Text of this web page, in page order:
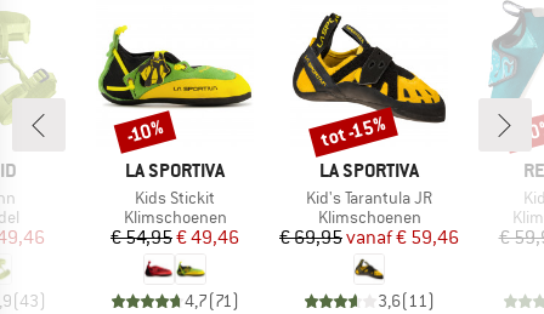
prijs
(43)
MERK
LA SPORTIVA
Artikel
Kids Stickit
Productgroep
Klimschoenen
Prijs
€ 54,95Verlaagde prijs
€ 49,46
4,7(71)
Korting
-10%
MERK
LA SPORTIVA
Artikel
Kid's Tarantula JR
Productgroep
Klimschoenen
Prijs
€ 69,95 Verlaagde prijs
vanaf€ 59,46
3,6( 11)
Korting
tot -15%
€
-